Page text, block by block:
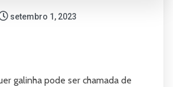
setembro 1, 2023
galinha pode ser chamada de